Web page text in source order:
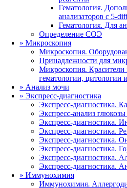
Гематология.
анализаторов с 5-
Гематология. Для
Определение СОЭ
» Микроскопия
Микроскопия.
Принадлежности для
Микроскопия. Красители
гематологии, цитологии
» Анализ мочи
» Экспресс-диагностика
Экспресс-диагностика.
Экспресс-анализ
Экспресс-диагностика.
Экспресс-диагностика.
Экспресс-диагностика.
Экспресс-диагностика.
Экспресс-диагностика.
Экспресс-диагностика.
» Иммунохимия
Иммунохимия.